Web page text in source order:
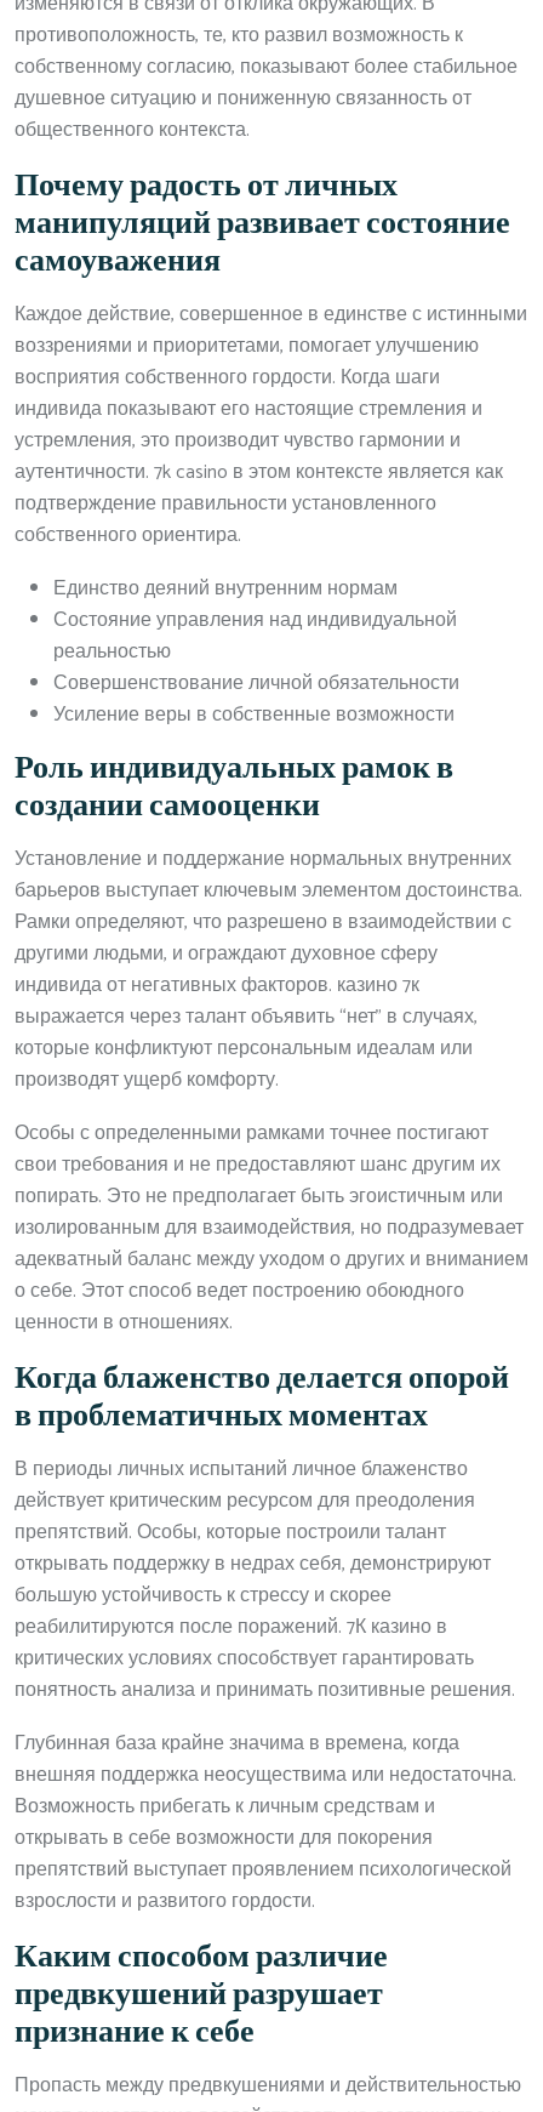
противоположность, те, кто развил возможность к
собственному согласию, показывают более стабильное
душевное ситуацию и пониженную связанность от
общественного контекста.
Почему радость от личных
манипуляций развивает состояние
самоуважения
Каждое действие, совершенное в единстве с истинными
воззрениями и приоритетами, помогает улучшению
восприятия собственного гордости. Когда шаги
индивида показывают его настоящие стремления и
устремления, это производит чувство гармонии и
аутентичности. 7k casino в этом контексте является как
подтверждение правильности установленного
собственного ориентира.
Единство деяний внутренним нормам
Состояние управления над индивидуальной
реальностью
Совершенствование личной обязательности
Усиление веры в собственные возможности
Роль индивидуальных рамок в
создании самооценки
Установление и поддержание нормальных внутренних
барьеров выступает ключевым элементом достоинства.
Рамки определяют, что разрешено в взаимодействии с
другими людьми, и ограждают духовное сферу
индивида от негативных факторов. казино 7к
выражается через талант объявить “нет” в случаях,
которые конфликтуют персональным идеалам или
производят ущерб комфорту.
Особы с определенными рамками точнее постигают
свои требования и не предоставляют шанс другим их
попирать. Это не предполагает быть эгоистичным или
изолированным для взаимодействия, но подразумевает
адекватный баланс между уходом о других и вниманием
о себе. Этот способ ведет построению обоюдного
ценности в отношениях.
Когда блаженство делается опорой
в проблематичных моментах
В периоды личных испытаний личное блаженство
действует критическим ресурсом для преодоления
препятствий. Особы, которые построили талант
открывать поддержку в недрах себя, демонстрируют
большую устойчивость к стрессу и скорее
реабилитируются после поражений. 7К казино в
критических условиях способствует гарантировать
понятность анализа и принимать позитивные решения.
Глубинная база крайне значима в времена, когда
внешняя поддержка неосуществима или недостаточна.
Возможность прибегать к личным средствам и
открывать в себе возможности для покорения
препятствий выступает проявлением психологической
взрослости и развитого гордости.
Каким способом различие
предвкушений разрушает
признание к себе
Пропасть между предвкушениями и действительностью